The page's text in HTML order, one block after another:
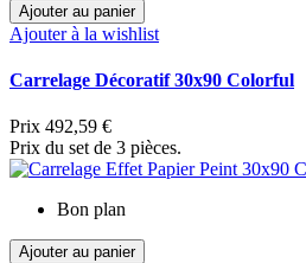
Ajouter au panier
Ajouter à la wishlist
Carrelage Décoratif 30x90 Colorful
Prix 492,59 €
Prix du set de 3 pièces.
Bon plan
Ajouter au panier